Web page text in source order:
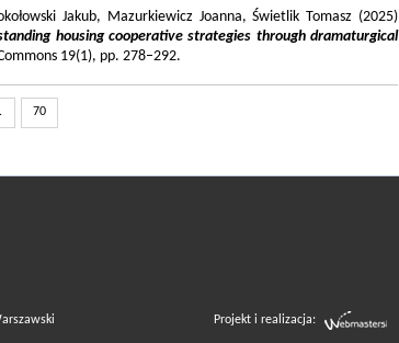
Jakub, Mazurkiewicz Joanna, Świetlik Tomasz (2025)
housing cooperative strategies through dramaturgical
19(1), pp. 278–292.
70
Projekt i realizacja: